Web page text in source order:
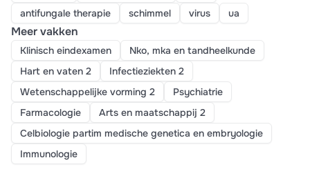
antifungale therapie
schimmel virus ua
Meer vakken
Klinisch eindexamen
Nko, mka en tandheelkunde
Hart en vaten 2
Infectieziekten 2
Wetenschappelijke vorming 2
Psychiatrie
Farmacologie
Arts en maatschappij 2
Celbiologie partim medische genetica en embryologie
Immunologie